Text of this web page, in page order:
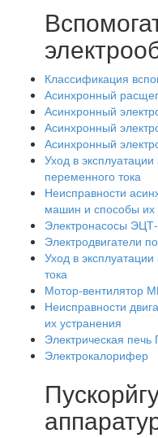
Классификация
Асинхронный
Асинхронный
Асинхронный
Асинхронный
Уход в
переменного тока
Неисправности
машин и способы их
Электронасосы
Электродвигатели
Уход в
тока
Мотор-вентилятор
Неисправности
их устранения
Электрическая
Электрокалорифер